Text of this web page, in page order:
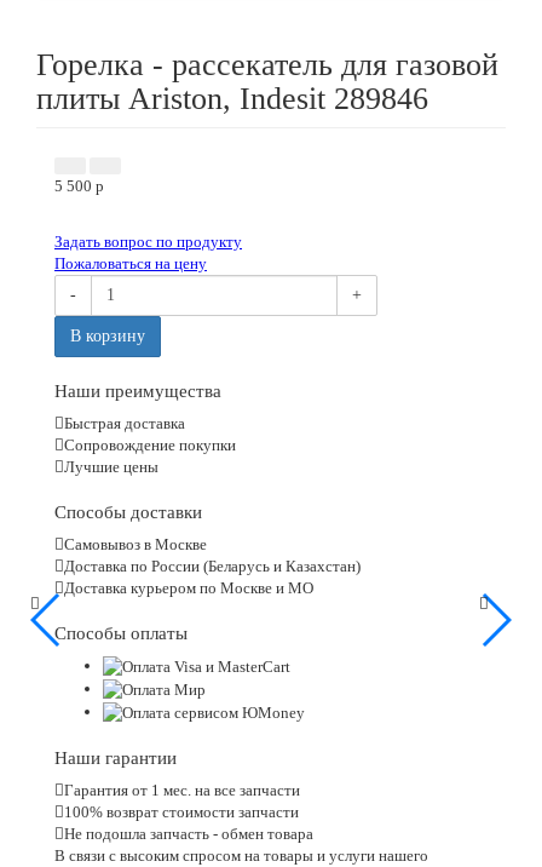
Горелка - рассекатель для газовой
плиты Ariston, Indesit 289846
5 500 p
Задать вопрос по продукту
Пожаловаться на цену
-
+
В корзину
Наши преимущества
Быстрая доставка
Сопровождение покупки
Лучшие цены
Способы доставки
Самовывоз в Москве
Доставка по России (Беларусь и Казахстан)
Доставка курьером по Москве и МО
Способы оплаты
Наши гарантии
Гарантия от 1 мес. на все запчасти
100% возврат стоимости запчасти
Не подошла запчасть - обмен товара
В связи с высоким спросом на товары и услуги нашего